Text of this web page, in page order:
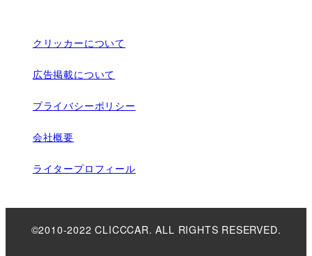
クリッカーについて
広告掲載について
プライバシーポリシー
会社概要
ライタープロフィール
©2010-2022 CLICCCAR. ALL RIGHTS RESERVED.